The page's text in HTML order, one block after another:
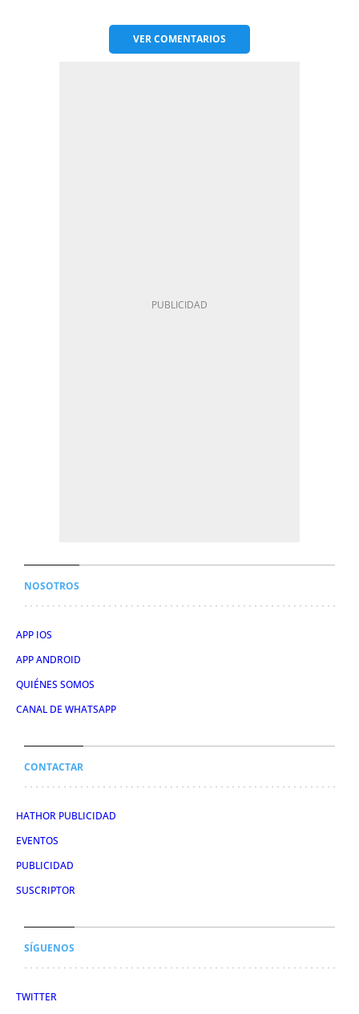
VERCOMENTARIOS
NOSOTROS
APP IOS
APP ANDROID
QUIÉNES SOMOS
CANAL DE WHATSAPP
CONTACTAR
HATHOR PUBLICIDAD
EVENTOS
PUBLICIDAD
SUSCRIPTOR
SÍGUENOS
TWITTER